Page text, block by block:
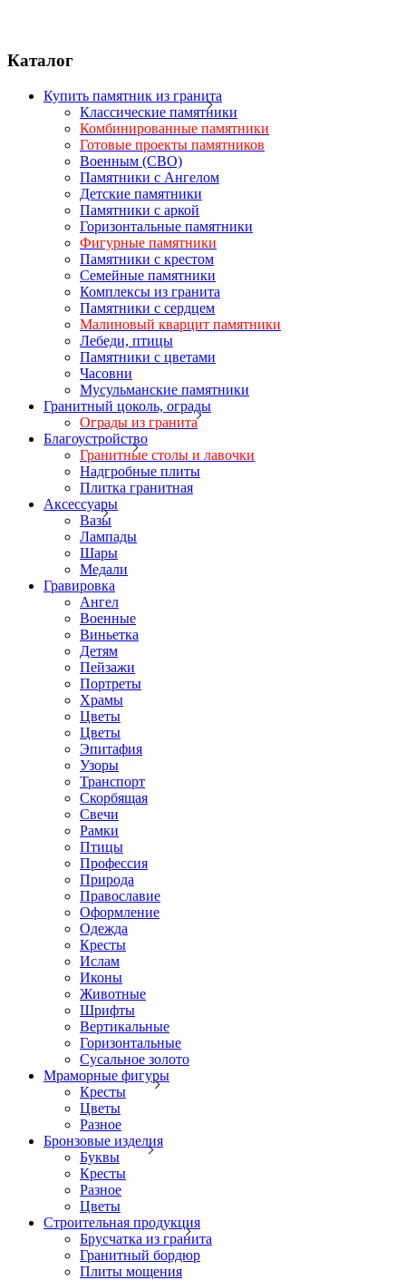
Каталог
Купить памятник из гранита
Классические памятники
Комбинированные памятники
Готовые проекты памятников
Военным (СВО)
Памятники с Ангелом
Детские памятники
Памятники с аркой
Горизонтальные памятники
Фигурные памятники
Памятники с крестом
Семейные памятники
Комплексы из гранита
Памятники с сердцем
Малиновый кварцит памятники
Лебеди, птицы
Памятники с цветами
Часовни
Мусульманские памятники
Гранитный цоколь, ограды
Ограды из гранита
Благоустройство
Гранитные столы и лавочки
Надгробные плиты
Плитка гранитная
Аксессуары
Вазы
Лампады
Шары
Медали
Гравировка
Ангел
Военные
Виньетка
Детям
Пейзажи
Портреты
Храмы
Цветы
Цветы
Эпитафия
Узоры
Транспорт
Скорбящая
Свечи
Рамки
Птицы
Профессия
Природа
Православие
Оформление
Одежда
Кресты
Ислам
Иконы
Животные
Шрифты
Вертикальные
Горизонтальные
Сусальное золото
Мраморные фигуры
Кресты
Цветы
Разное
Бронзовые изделия
Буквы
Кресты
Разное
Цветы
Строительная продукция
Брусчатка из гранита
Гранитный бордюр
Плиты мощения